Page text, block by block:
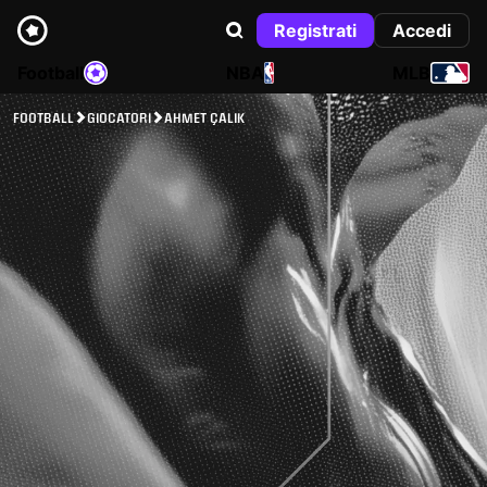
Registrati
Accedi
NBA
FOOTBALL GIOCATORI AHMET ÇALIK